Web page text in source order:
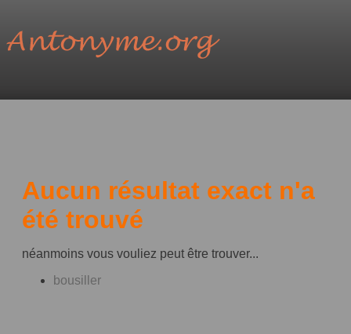
Aucun résultat exact n'a
été trouvé
néanmoins vous vouliez peut être trouver...
bousiller